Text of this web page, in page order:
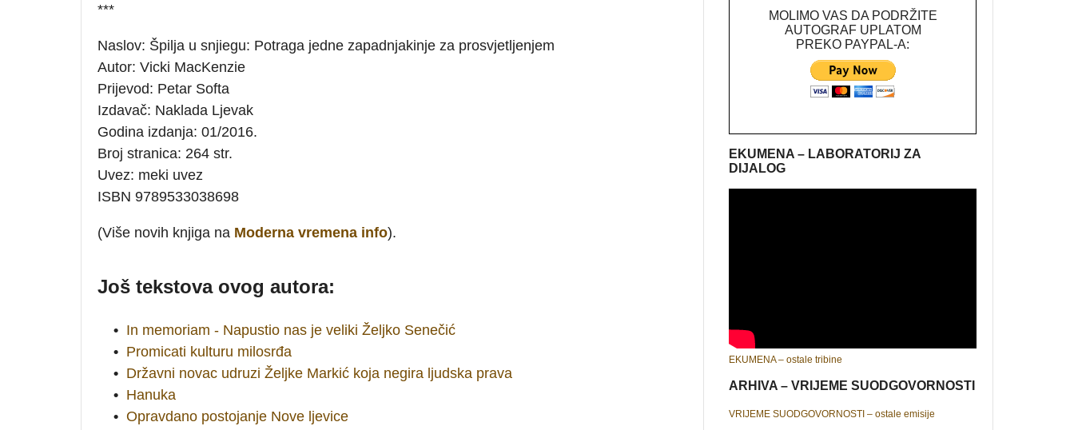
***
Naslov: Špilja u snjiegu: Potraga jedne zapadnjakinje za prosvjetljenjem
Autor: Vicki MacKenzie
Prijevod: Petar Softa
Izdavač: Naklada Ljevak
Godina izdanja: 01/2016.
Broj stranica: 264 str.
Uvez: meki uvez
ISBN 9789533038698
(Više novih knjiga na Moderna vremena info).
Još tekstova ovog autora:
• In memoriam - Napustio nas je veliki Željko Senečić
• Promicati kulturu milosrđa
• Državni novac udruzi Željke Markić koja negira ljudska prava
• Hanuka
• Opravdano postojanje Nove ljevice
MOLIMO VAS DA PODRŽITE
AUTOGRAF UPLATOM
PREKO PAYPAL-A:
EKUMENA – LABORATORIJ ZA
DIJALOG
EKUMENA – ostale tribine
ARHIVA – VRIJEME SUODGOVORNOSTI
VRIJEME SUODGOVORNOSTI – ostale emisije